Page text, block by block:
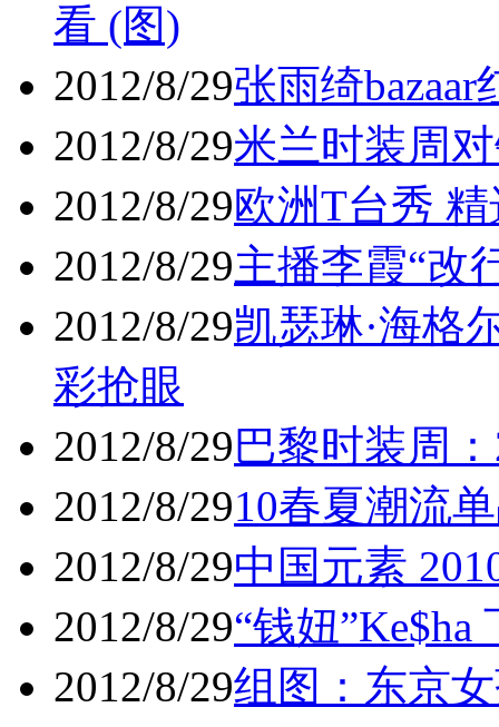
看 (图)
2012/8/29张雨绮
2012/8/29米兰时装周
2012/8/29欧洲T台秀
2012/8/29主播李霞“改
2012/8/29凯瑟琳·海格
彩抢眼
2012/8/29巴黎时装周
2012/8/2910春夏潮流
2012/8/29中国元素
2012/8/29“钱妞
2012/8/29组图：东京